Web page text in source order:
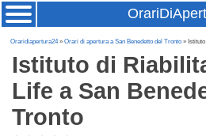
Oraridiapertura24»Orari di apertura a San Benedetto del Tronto »
Istituto di
Life a San
Tronto